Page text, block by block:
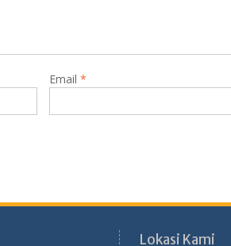
Email *
Lokasi Kami